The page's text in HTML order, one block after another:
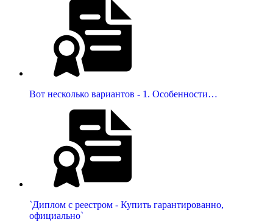
Вот несколько вариантов - 1. Особенности…
`Диплом с реестром - Купить гарантированно,
официально`